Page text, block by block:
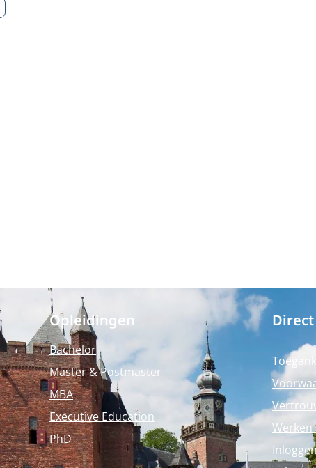
Opleidingen
Bachelor
Master & Postmaster
MBA
Executive Education
PhD
Werken